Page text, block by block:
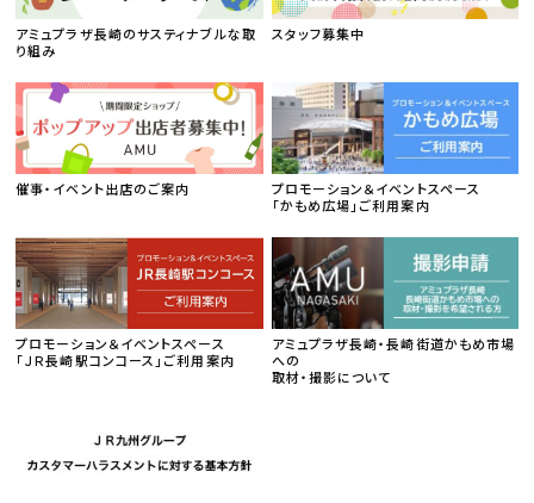
アミュプラザ長崎のサスティナブルな取
り組み
スタッフ募集中
催事・イベント出店のご案内
プロモーション＆イベントスペース
「かもめ広場」ご利用案内
プロモーション＆イベントスペース
「ＪＲ長崎駅コンコース」ご利用案内
アミュプラザ長崎・長崎街道かもめ市場
への
取材・撮影について